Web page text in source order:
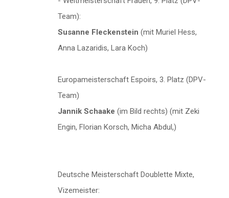
Team):
Susanne Fleckenstein (mit Muriel Hess,
Anna Lazaridis, Lara Koch)
Europameisterschaft Espoirs, 3. Platz (DPV-
Team)
Jannik Schaake (im Bild rechts) (mit Zeki
Engin, Florian Korsch, Micha Abdul,)
Deutsche Meisterschaft Doublette Mixte,
Vizemeister: